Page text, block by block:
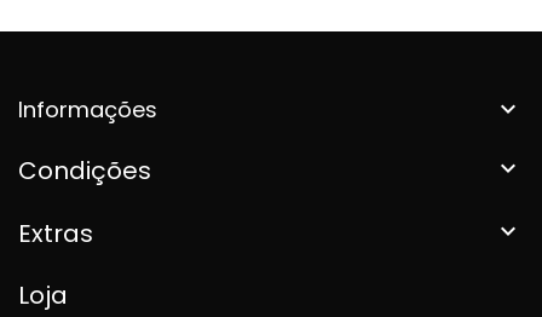
Informações 
Condições 
Extras 
Loja